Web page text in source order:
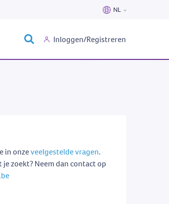
NL
Français
Inloggen/Registreren
in onzeveelgestelde vragen.
je zoekt? Neem dan contact op